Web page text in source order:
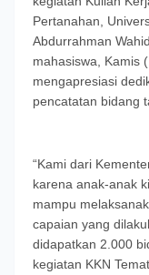
Pertanahan,
Abdurrahman
mahasiswa, Kamis
mengapresiasi
pencatatan bidang
“Kami dari
karena anak-anak
mampu
capaian yang
didapatkan 2.000
kegiatan KKN